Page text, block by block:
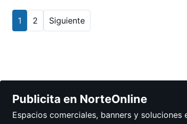
1 2 Siguiente
Publicita en NorteOnline
Espacios comerciales, banners y